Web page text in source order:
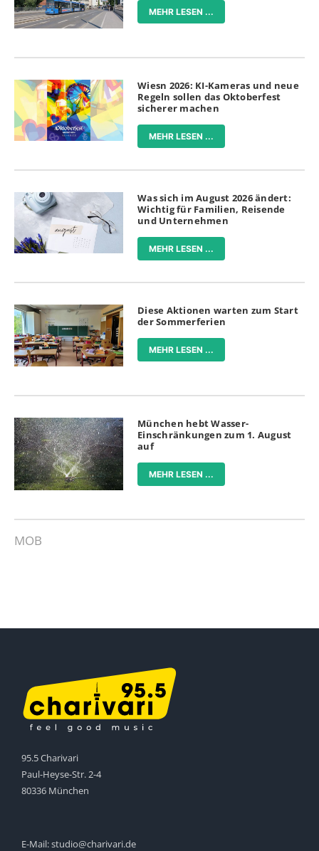
MEHR LESEN ...
Wiesn 2026: KI-Kameras und neue
Regeln sollen das Oktoberfest
sicherer machen
MEHR LESEN ...
Was sich im August 2026 ändert:
Wichtig für Familien, Reisende
und Unternehmen
MEHR LESEN ...
Diese Aktionen warten zum Start
der Sommerferien
MEHR LESEN ...
München hebt Wasser-
Einschränkungen zum 1. August
auf
MEHR LESEN ...
MOB
95.5 Charivari
Paul-Heyse-Str. 2-4
80336 München
E-Mail:studio@charivari.de